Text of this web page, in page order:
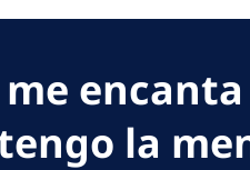
encanta
la